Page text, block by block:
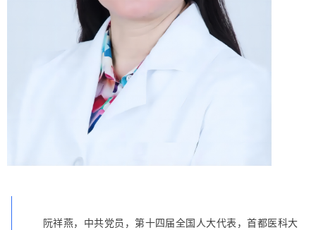
阮祥燕，中共党员，第十四届全国人大代表，首都医科大